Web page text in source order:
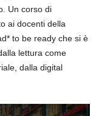
Un corso di
ai docenti della
to be ready che si è
lettura come
dalla digital